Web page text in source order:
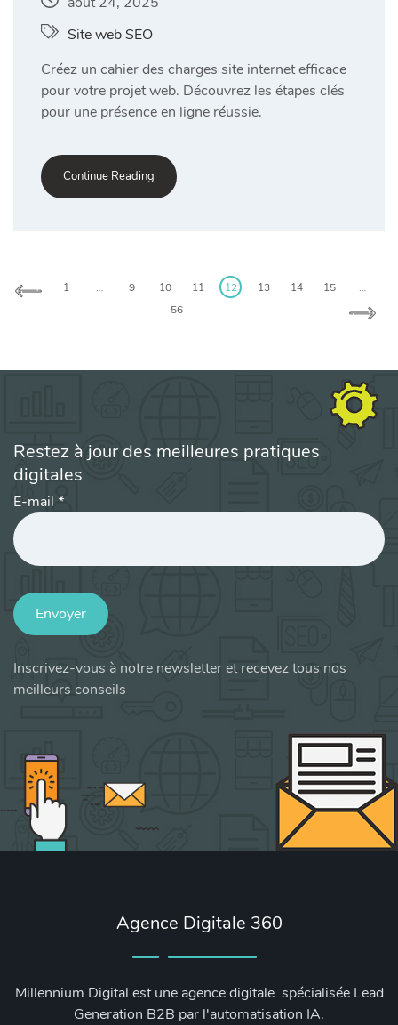
Site web SEO
Créez un cahier des charges site internet efficace
pour votre projet web. Découvrez les étapes clés
pour une présence en ligne réussie.
Continue Reading
1 … 9 10 11 12 13 14 15
…
56
Restez à jour des meilleures pratiques
digitales
E-mail *
Envoyer
Inscrivez-vous à notre newsletter et recevez tous nos
meilleurs conseils
Agence Digitale 360
Millennium Digital est une agence digitale spécialisée Lead
Generation B2B par l'automatisation IA.